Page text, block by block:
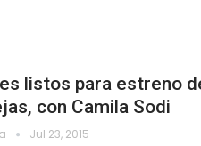
listos para estreno
con Camila Sodi
Jul 23, 2015